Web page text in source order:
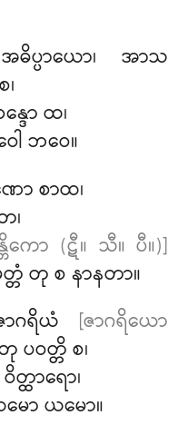
ပ္ပာယော၊ အာသ
ော ထ၊
ါ ဘဝေ။
ာ စာထ၊
၊
န္တိကော (ဋီ။ သီ။ ပီ။)]
တ္တံ တု စ နာနတာ။
ာဂရိယံ [ဇာဂရိယော
ပဝတ္တိ စ၊
တ္ထာရော၊
ာ ယမော။